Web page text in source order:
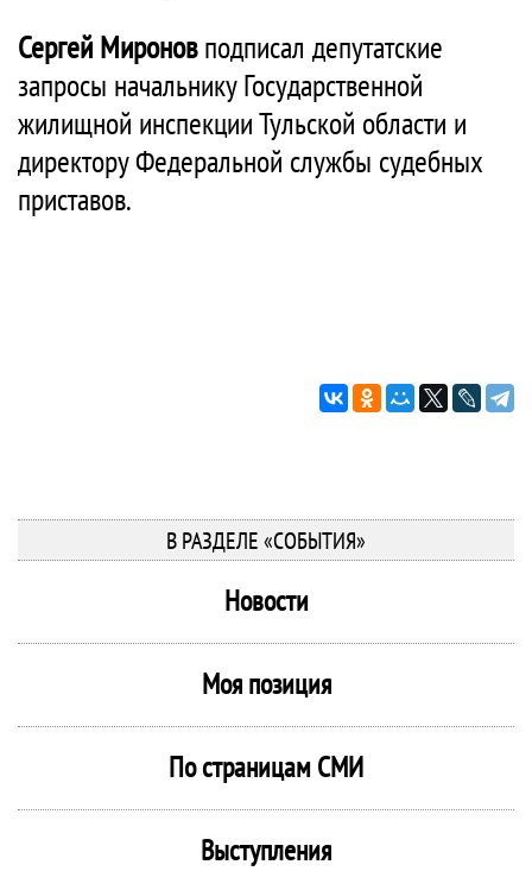
Сергей Мироновподписал депутатские
запросы начальнику Государственной
жилищной инспекции Тульской области и
директору Федеральной службы судебных
приставов.
В РАЗДЕЛЕ «СОБЫТИЯ»
Новости
Моя позиция
По страницам СМИ
Выступления